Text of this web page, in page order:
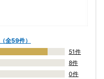
（全59件）
51件
8件
0件